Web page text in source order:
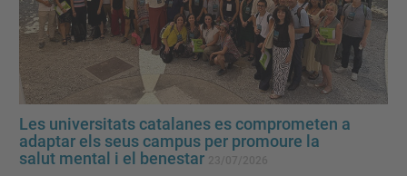
Les universitats catalanes es comprometen a
adaptar els seus campus per promoure la
salut mental i el benestar